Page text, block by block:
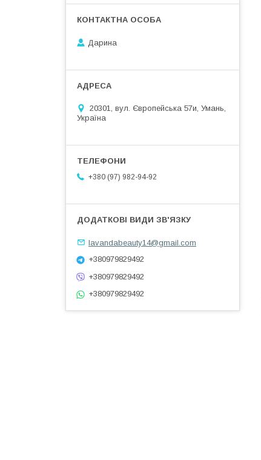
Дарина
20301, вул. Європейська 57и, Умань,
Україна
+380 (97) 982-94-92
lavandabeauty14@gmail.com
+380979829492
+380979829492
+380979829492